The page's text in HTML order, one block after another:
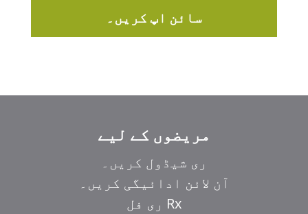
سائن اپ کریں۔
مریضوں کے لیے
ری شیڈول کریں۔
آن لائن ادائیگی کریں۔
Rx ری فل